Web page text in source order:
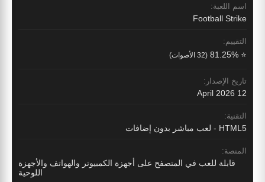
اسم اللعبة:
Football Strike
التقييم:
⭐ 81.25% (32 الأصوات)
تاريخ الإصدار:
12 April 2026
التقنية:
HTML5 - لعب مباشر بدون إضافات
المنصة:
قابلة للعب في المتصفح على أجهزة الكمبيوتر والهواتف والأجهزة
اللوحية